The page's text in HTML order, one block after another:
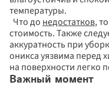
температуры.
Что до недостатков,
стоимость. Также
аккуратность при
оникса уязвима перед
на поверхности легко
Важный момент